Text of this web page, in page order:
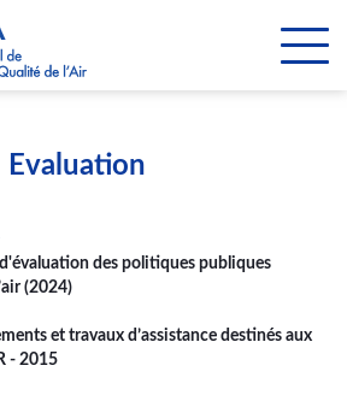
Evaluation
des politiques publiques
(2024)
et travaux d’assistance destinés aux
- 2015